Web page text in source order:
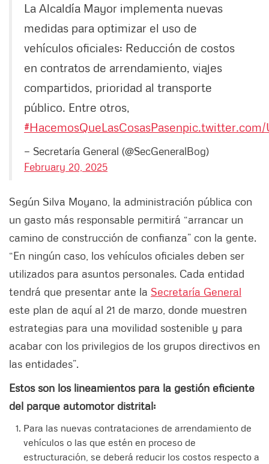
La Alcaldía Mayor implementa nuevas
medidas para optimizar el uso de
vehículos oficiales: Reducción de costos
en contratos de arrendamiento, viajes
compartidos, prioridad al transporte
público. Entre otros,
#HacemosQueLasCosasPasenpic.twitter.com/
— Secretaría General (@SecGeneralBog)
February 20, 2025
Según Silva Moyano, la administración pública con
un gasto más responsable permitirá “arrancar un
camino de construcción de confianza” con la gente.
“En ningún caso, los vehículos oficiales deben ser
utilizados para asuntos personales. Cada entidad
tendrá que presentar ante la Secretaría General
este plan de aquí al 21 de marzo, donde muestren
estrategias para una movilidad sostenible y para
acabar con los privilegios de los grupos directivos en
las entidades”.
Estos son los lineamientos para la gestión eficiente
del parque automotor distrital:
Para las nuevas contrataciones de arrendamiento de
vehículos o las que estén en proceso de
estructuración, se deberá reducir los costos respecto a